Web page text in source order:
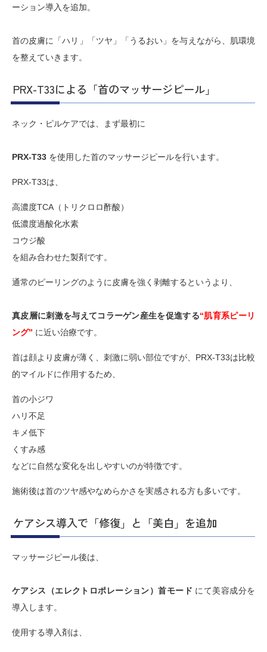
ーション導入を追加。
首の皮膚に「ハリ」「ツヤ」「うるおい」を与えながら、肌環境
を整えていきます。
PRX-T33による「首のマッサージピール」
ネック・ピルケアでは、まず最初に
PRX-T33 を使用した首のマッサージピールを行います。
PRX-T33は、
高濃度TCA（トリクロロ酢酸）
低濃度過酸化水素
コウジ酸
を組み合わせた製剤です。
通常のピーリングのように皮膚を強く剥離するというより、
真皮層に刺激を与えてコラーゲン産生を促進する“肌育系ピーリ
ング” に近い治療です。
首は顔より皮膚が薄く、刺激に弱い部位ですが、PRX-T33は比較
的マイルドに作用するため、
首の小ジワ
ハリ不足
キメ低下
くすみ感
などに自然な変化を出しやすいのが特徴です。
施術後は首のツヤ感やなめらかさを実感される方も多いです。
ケアシス導入で「修復」と「美白」を追加
マッサージピール後は、
ケアシス（エレクトロポレーション）首モード にて美容成分を
導入します。
使用する導入剤は、